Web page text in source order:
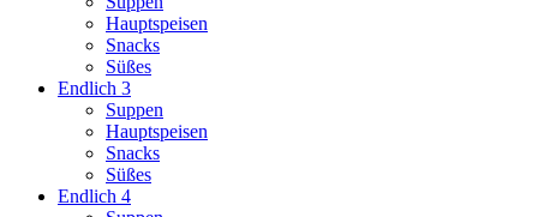
Hauptspeisen
Snacks
Süßes
Endlich 3
Suppen
Hauptspeisen
Snacks
Süßes
Endlich 4